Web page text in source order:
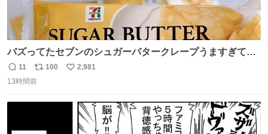
バズってたセブンのシュガーバタークレープうますぎて
7NOWで買い溜め🛒💭
返
信
11
リ
ポ
100
い
2,981
13時間前